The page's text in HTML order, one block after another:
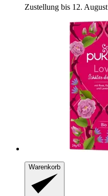
Zustellung bis 12. August
Warenkorb